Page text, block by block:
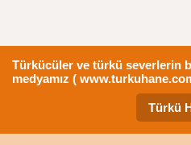
Türkücüler ve türkü severlerin
medyamız (
Türkü